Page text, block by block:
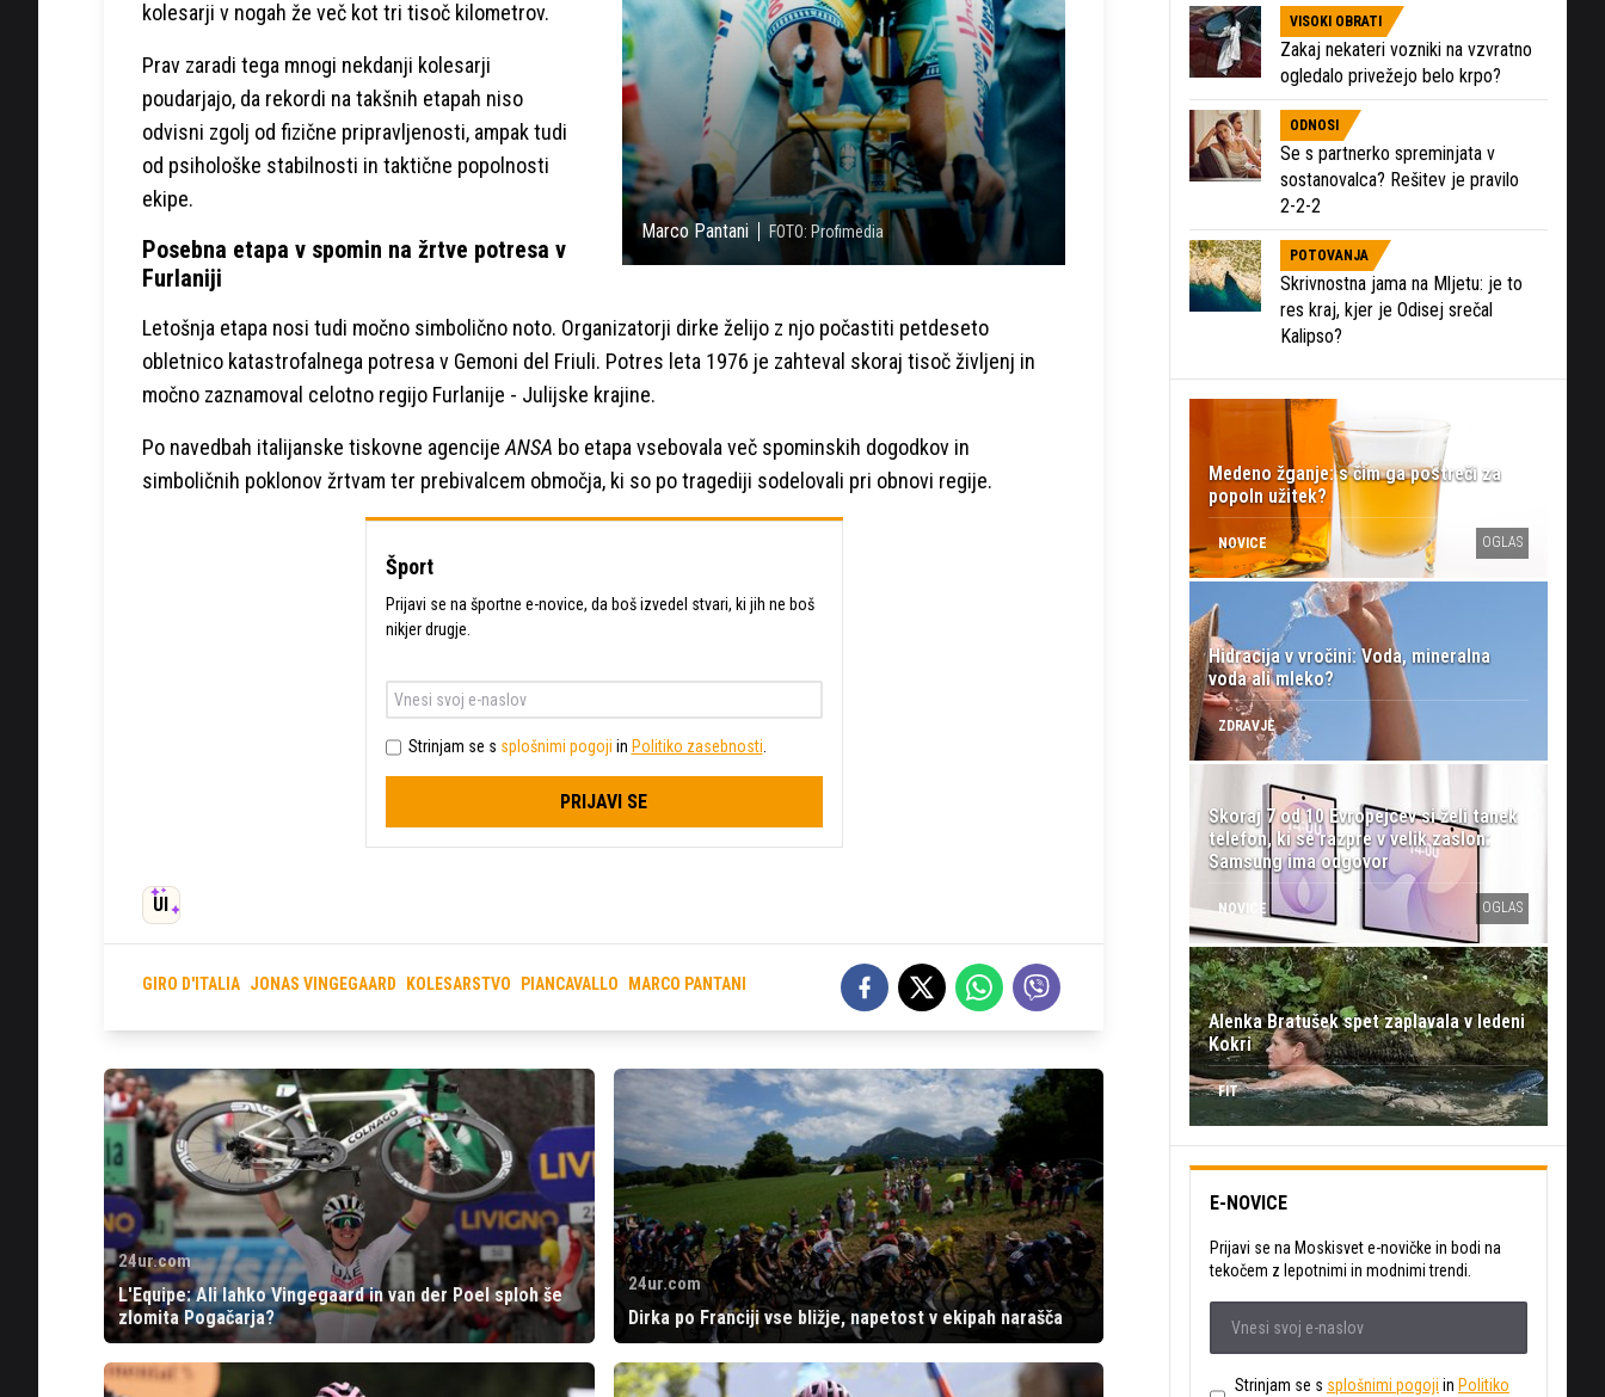
Marco Pantani FOTO: Profimedia
kolesarji v nogah že več kot tri tisoč kilometrov.
Prav zaradi tega mnogi nekdanji kolesarji
poudarjajo, da rekordi na takšnih etapah niso
odvisni zgolj od fizične pripravljenosti, ampak tudi
od psihološke stabilnosti in taktične popolnosti
ekipe.
Posebna etapa v spomin na žrtve potresa v
Furlaniji
Letošnja etapa nosi tudi močno simbolično noto. Organizatorji dirke želijo z njo počastiti petdeseto
obletnico katastrofalnega potresa v Gemoni del Friuli. Potres leta 1976 je zahteval skoraj tisoč življenj in
močno zaznamoval celotno regijo Furlanije - Julijske krajine.
Po navedbah italijanske tiskovne agencije ANSA bo etapa vsebovala več spominskih dogodkov in
simboličnih poklonov žrtvam ter prebivalcem območja, ki so po tragediji sodelovali pri obnovi regije.
Šport
Prijavi se na športne e-novice, da boš izvedel stvari, ki jih ne boš
nikjer drugje.
Strinjam se s splošnimi pogoji in Politiko zasebnosti
PRIJAVI SE
UI
GIRO D'ITALIA JONAS VINGEGAARD KOLESARSTVO PIANCAVALLO MARCO PANTANI
24ur.com
L'Equipe: Ali lahko Vingegaard in van der Poel sploh še
zlomita Pogačarja?
24ur.com
Dirka po Franciji vse bližje, napetost v ekipah narašča
VISOKI OBRATI
Zakaj nekateri vozniki na vzvratno
ogledalo privežejo belo krpo?
ODNOSI
Se s partnerko spreminjata v
sostanovalca? Rešitev je pravilo
2-2-2
POTOVANJA
Skrivnostna jama na Mljetu: je to
res kraj, kjer je Odisej srečal
Kalipso?
Medeno žganje: s čim ga postreči za
popoln užitek?
NOVICE OGLAS
Hidracija v vročini: Voda, mineralna
voda ali mleko?
ZDRAVJE
Skoraj 7 od 10 Evropejcev si želi tanek
telefon, ki se razpre v velik zaslon:
Samsung ima odgovor
NOVICE OGLAS
Alenka Bratušek spet zaplavala v ledeni
Kokri
FIT
E-NOVICE
Prijavi se na Moskisvet e-novičke in bodi na
tekočem z lepotnimi in modnimi trendi.
Strinjam se s splošnimi pogoji in Politiko